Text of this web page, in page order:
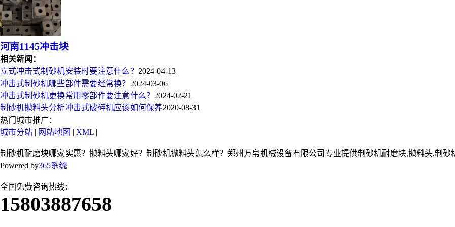
河南1145冲击块
相关新闻：
立式冲击式制砂机安装时要注意什么？ 2024-04-13
冲击式制砂机哪些部件需要经常换？ 2024-03-06
冲击式制砂机更换常用零部件要注意什么？ 2024-02-21
制砂机抛料头分析冲击式破碎机应该如何保养2020-08-31
热门城市推广：
城市分站 | 网站地图 | XML |
制砂机耐磨块哪家实惠？抛料头哪家好？制砂机抛料头怎么样？郑州万帛机械设备有限公司专业提供制砂机耐磨块,抛料头,制砂
Powered by365系统
全国免费咨询热线:
15803887658